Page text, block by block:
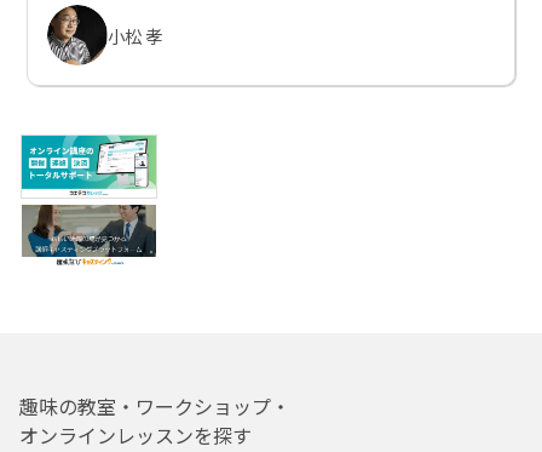
小松 孝
趣味の教室・ワークショップ・
オンラインレッスンを探す